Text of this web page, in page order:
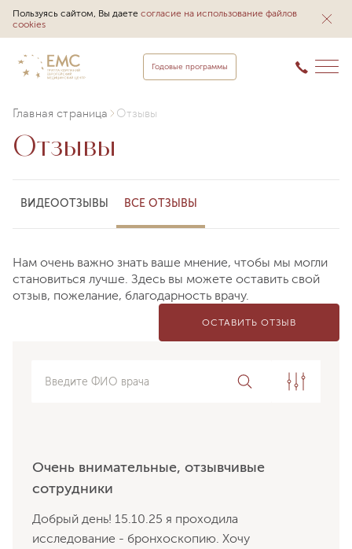
Пользуясь сайтом, Вы даете согласие на использование файлов
cookies
Годовые программы
Главная страница Отзывы
Отзывы
ВИДЕООТЗЫВЫ ВСЕ ОТЗЫВЫ
Очень внимательные, отзывчивые
сотрудники
Добрый день! 15.10.25 я проходила
исследование - бронхоскопию. Хочу
Введите ФИО врача
Нам очень важно знать ваше мнение, чтобы мы могли
становиться лучше. Здесь вы можете оставить свой
отзыв, пожелание, благодарность врачу.
ОСТАВИТЬ ОТЗЫВ